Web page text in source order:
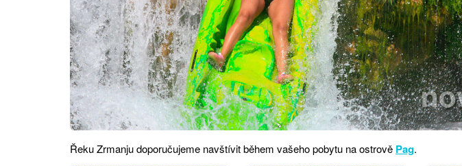
Řeku Zrmanju doporučujeme navštívit během vašeho pobytu na ostrově Pag.